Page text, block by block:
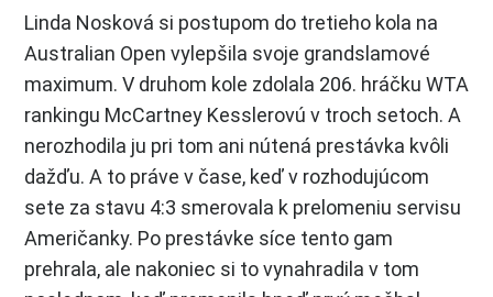
Linda Nosková si postupom do tretieho kola na
Australian Open vylepšila svoje grandslamové
maximum. V druhom kole zdolala 206. hráčku WTA
rankingu McCartney Kesslerovú v troch setoch. A
nerozhodila ju pri tom ani nútená prestávka kvôli
dažďu. A to práve v čase, keď v rozhodujúcom
sete za stavu 4:3 smerovala k prelomeniu servisu
Američanky. Po prestávke síce tento gam
prehrala, ale nakoniec si to vynahradila v tom